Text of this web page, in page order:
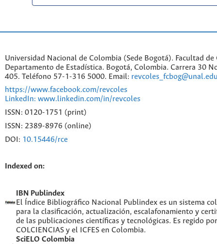
Universidad Nacional de Colombia (Sede Bogotá). Facultad de
Departamento de Estadística. Bogotá, Colombia. Carrera 30
405. Teléfono 57-1-316 5000. Email:
https://www.facebook.com/revcoles
LinkedIn: www.linkedin.com/in/revcoles
ISSN: 0120-1751 (print)
ISSN: 2389-8976 (online)
DOI: 10.15446/rce
Indexed on:
IBN Publindex
El Índice Bibliográfico Nacional Publindex es un sistema
para la clasificación, actualización, escalafonamiento y
de las publicaciones científicas y tecnológicas. Es regido por
COLCIENCIAS y el ICFES en Colombia.
SciELO Colombia